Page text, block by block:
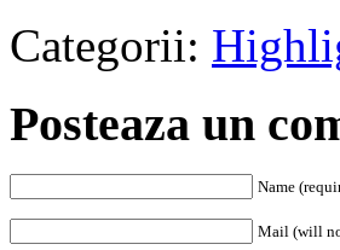
Categorii:
Posteaza un
Name
Mail (will